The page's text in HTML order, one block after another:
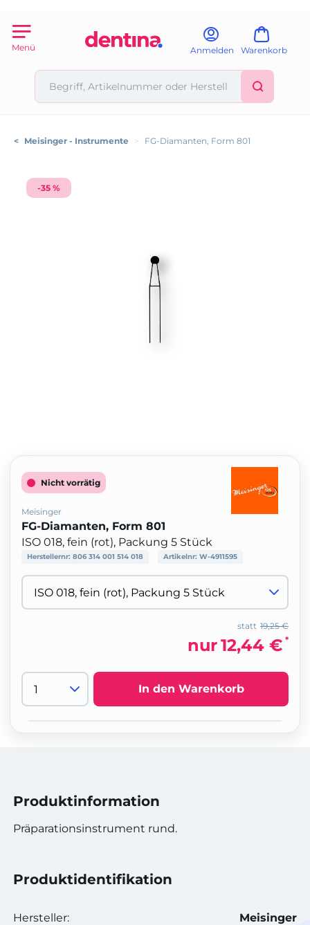
Menü Anmelden Warenkorb
< Meisinger - Instrumente > FG-Diamanten, Form 801
-35 %
Nicht vorrätig
Meisinger
FG-Diamanten, Form 801
ISO 018, fein (rot), Packung 5 Stück
Herstellernr: 806 314 001 514 018 Artikelnr: W-4911595
19,25 €
statt
nur12,44 € *
In den Warenkorb
Produktinformation
Präparationsinstrument rund.
Produktidentifikation
Hersteller: Meisinger